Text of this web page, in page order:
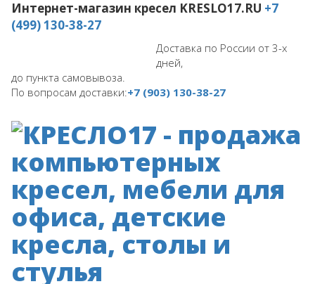
Интернет-магазин кресел KRESLO17.RU +7
(499) 130-38-27
Доставка по России от 3-х
дней,
до пункта самовывоза.
По вопросам доставки:+7 (903) 130-38-27